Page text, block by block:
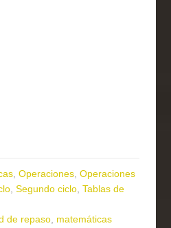
,Operaciones,Operaciones
,Segundo ciclo,Tablas de
de repaso, matemáticas